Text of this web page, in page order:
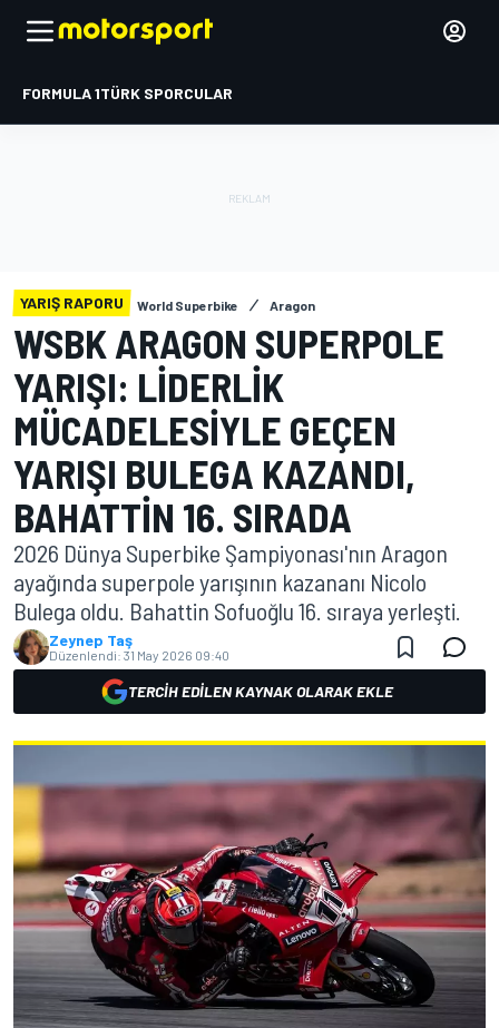
FORMULA 1TÜRK SPORCULAR
YARIŞ RAPORU World Superbike Aragon
WSBK ARAGON SUPERPOLE
YARIŞI: LIDERLIK
MÜCADELESIYLE GEÇEN
YARIŞI BULEGA KAZANDI,
BAHATTIN 16. SIRADA
2026 Dünya Superbike Şampiyonası'nın Aragon
ayağında superpole yarışının kazananı Nicolo
Bulega oldu. Bahattin Sofuoğlu 16. sıraya yerleşti.
Zeynep Taş
Düzenlendi: 31 May 2026 09:40
TERCIH EDILEN KAYNAK OLARAK EKLE